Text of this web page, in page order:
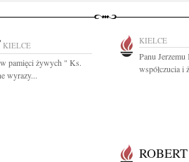
KIELCE
pamięci żywych " Ks.
wyrazy...
KIELCE
Panu
współczucia i